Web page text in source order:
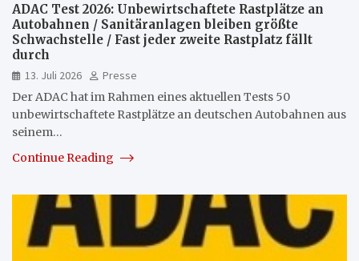
ADAC Test 2026: Unbewirtschaftete Rastplätze an
Autobahnen / Sanitäranlagen bleiben größte
Schwachstelle / Fast jeder zweite Rastplatz fällt
durch
13. Juli 2026
Presse
Der ADAC hat im Rahmen eines aktuellen Tests 50
unbewirtschaftete Rastplätze an deutschen Autobahnen aus
seinem…
Continue Reading